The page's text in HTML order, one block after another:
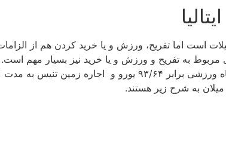
است اما تفریح، ورزش و یا خرید کردن هم از
میلان به شرح زیر هستند.